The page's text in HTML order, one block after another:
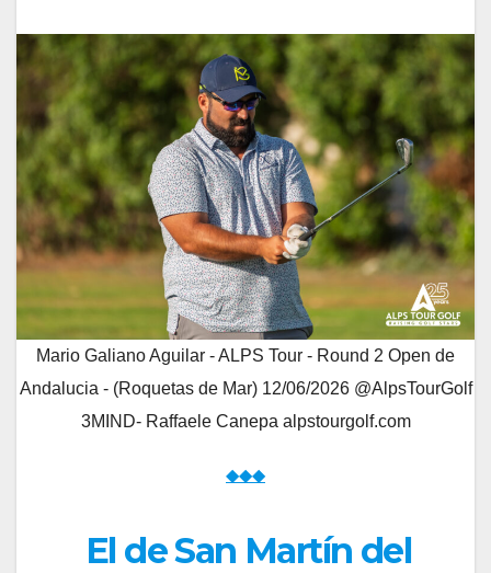
Mario Galiano Aguilar - ALPS Tour - Round 2 Open de
Andalucia - (Roquetas de Mar) 12/06/2026 @AlpsTourGolf
3MIND- Raffaele Canepa alpstourgolf.com
◆◆◆
El de San Martín del